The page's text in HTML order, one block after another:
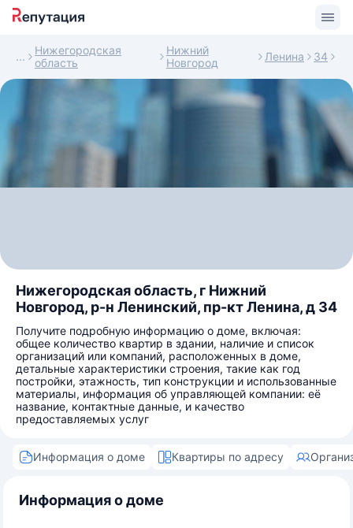
Нижегородская
область
Нижний
Новгород
Ленина 34
Нижегородская область, г Нижний
Новгород, р-н Ленинский, пр-кт Ленина, д 34
Получите подробную информацию о доме, включая:
общее количество квартир в здании, наличие и список
организаций или компаний, расположенных в доме,
детальные характеристики строения, такие как год
постройки, этажность, тип конструкции и использованные
материалы, информация об управляющей компании: её
название, контактные данные, и качество
предоставляемых услуг
Информация о доме Квартиры по адресу
Информация о доме